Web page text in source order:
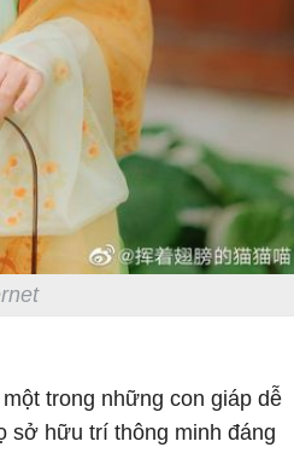
trong những con giáp dễ
sở hữu trí thông minh đáng